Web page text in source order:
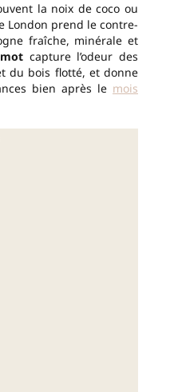
la noix de coco ou
London prend le contre-
fraîche, minérale et
capture l’odeur des
du bois flotté, et donne
bien après le mois